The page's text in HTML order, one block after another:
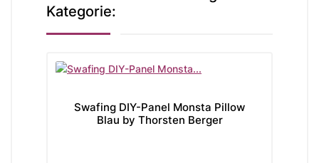
Kategorie:
Swafing DIY-Panel Monsta Pillow
Blau by Thorsten Berger